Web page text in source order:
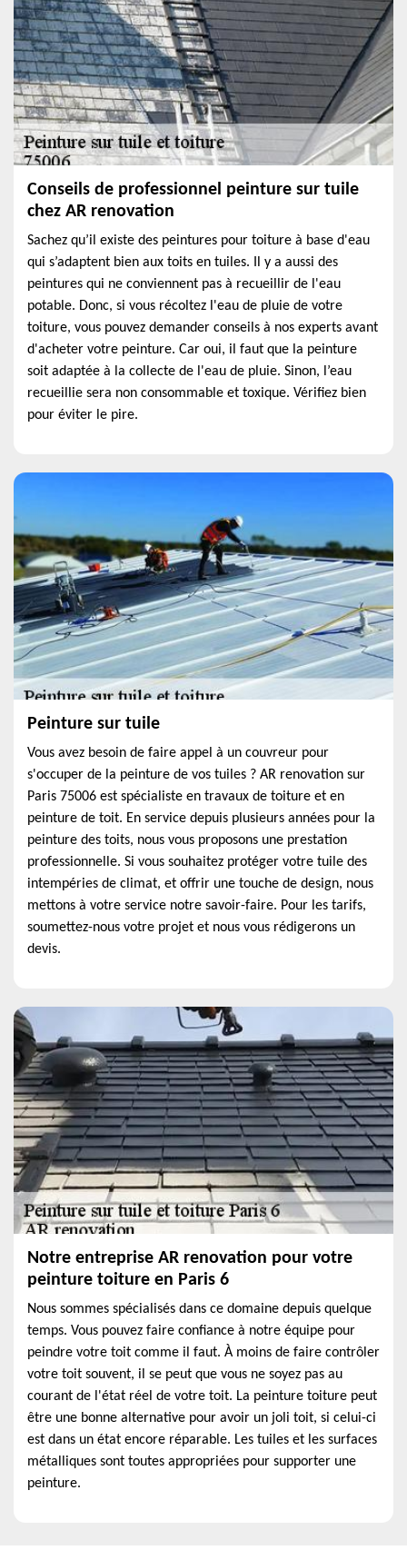
Conseils de professionnel peinture sur tuile
chez AR renovation
Sachez qu’il existe des peintures pour toiture à base d'eau
qui s’adaptent bien aux toits en tuiles. Il y a aussi des
peintures qui ne conviennent pas à recueillir de l'eau
potable. Donc, si vous récoltez l'eau de pluie de votre
toiture, vous pouvez demander conseils à nos experts avant
d'acheter votre peinture. Car oui, il faut que la peinture
soit adaptée à la collecte de l'eau de pluie. Sinon, l’eau
recueillie sera non consommable et toxique. Vérifiez bien
pour éviter le pire.
Peinture sur tuile
Vous avez besoin de faire appel à un couvreur pour
s'occuper de la peinture de vos tuiles ? AR renovation sur
Paris 75006 est spécialiste en travaux de toiture et en
peinture de toit. En service depuis plusieurs années pour la
peinture des toits, nous vous proposons une prestation
professionnelle. Si vous souhaitez protéger votre tuile des
intempéries de climat, et offrir une touche de design, nous
mettons à votre service notre savoir-faire. Pour les tarifs,
soumettez-nous votre projet et nous vous rédigerons un
devis.
Notre entreprise AR renovation pour votre
peinture toiture en Paris 6
Nous sommes spécialisés dans ce domaine depuis quelque
temps. Vous pouvez faire confiance à notre équipe pour
peindre votre toit comme il faut. À moins de faire contrôler
votre toit souvent, il se peut que vous ne soyez pas au
courant de l'état réel de votre toit. La peinture toiture peut
être une bonne alternative pour avoir un joli toit, si celui-ci
est dans un état encore réparable. Les tuiles et les surfaces
métalliques sont toutes appropriées pour supporter une
peinture.